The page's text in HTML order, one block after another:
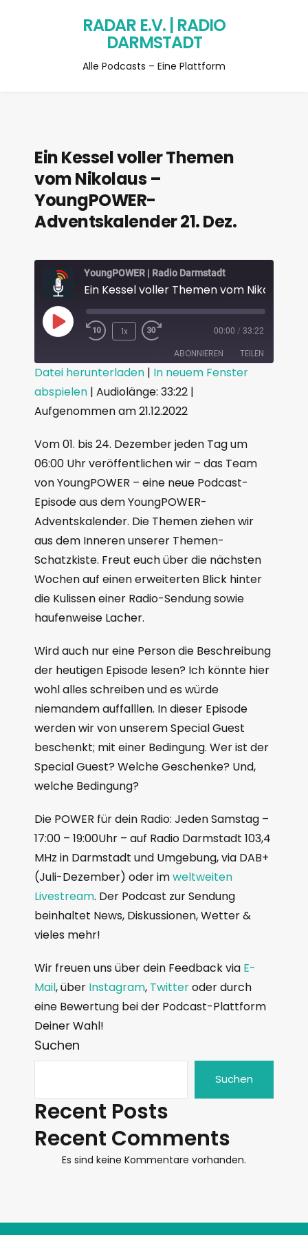
RADAR E.V. | RADIO
DARMSTADT
Alle Podcasts – Eine Plattform
Ein Kessel voller Themen
vom Nikolaus –
YoungPOWER-
Adventskalender 21. Dez.
YoungPOWER | Radio Darmstadt
1x 00:00 / 33:22
ABONNIEREN TEILEN
RSS FEED
TEILEN
LINK
EMBED
Datei herunterladen | In neuem Fenster
abspielen | Audiolänge: 33:22 |
Aufgenommen am 21.12.2022
Vom 01. bis 24. Dezember jeden Tag um
06:00 Uhr veröffentlichen wir – das Team
von YoungPOWER – eine neue Podcast-
Episode aus dem YoungPOWER-
Adventskalender. Die Themen ziehen wir
aus dem Inneren unserer Themen-
Schatzkiste. Freut euch über die nächsten
Wochen auf einen erweiterten Blick hinter
die Kulissen einer Radio-Sendung sowie
haufenweise Lacher.
Wird auch nur eine Person die Beschreibung
der heutigen Episode lesen? Ich könnte hier
wohl alles schreiben und es würde
niemandem auffalllen. In dieser Episode
werden wir von unserem Special Guest
beschenkt; mit einer Bedingung. Wer ist der
Special Guest? Welche Geschenke? Und,
welche Bedingung?
Die POWER für dein Radio: Jeden Samstag –
17:00 – 19:00Uhr – auf Radio Darmstadt 103,4
MHz in Darmstadt und Umgebung, via DAB+
(Juli-Dezember) oder imweltweiten
Livestream. Der Podcast zur Sendung
beinhaltet News, Diskussionen, Wetter &
vieles mehr!
Wir freuen uns über dein Feedback via E-
Mail, über Instagram, Twitteroder durch
eine Bewertung bei der Podcast-Plattform
Deiner Wahl!
Suchen
Suchen
Recent Posts
Recent Comments
Es sind keine Kommentare vorhanden.